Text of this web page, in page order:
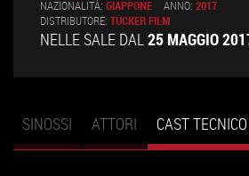
NAZIONALITÀ: GIAPPONE ANNO: 2017
DISTRIBUTORE: TUCKER FILM
NELLE SALE DAL25 MAGGIO
Schede primarie
SINOSSI ATTORI CAST TECNICO